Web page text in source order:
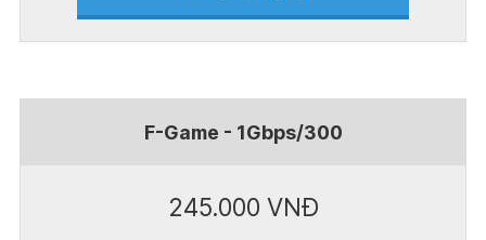
F-Game - 1Gbps/300
245.000 VNĐ